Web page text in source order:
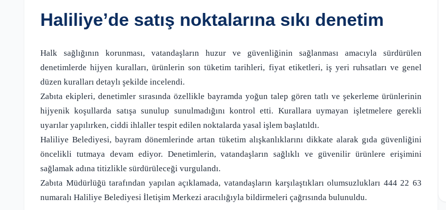
Haliliye’de satış noktalarına sıkı denetim
Halk sağlığının korunması, vatandaşların huzur ve güvenliğinin sağlanması amacıyla sürdürülen
denetimlerde hijyen kuralları, ürünlerin son tüketim tarihleri, fiyat etiketleri, iş yeri ruhsatları ve genel
düzen kuralları detaylı şekilde incelendi.
Zabıta ekipleri, denetimler sırasında özellikle bayramda yoğun talep gören tatlı ve şekerleme ürünlerinin
hijyenik koşullarda satışa sunulup sunulmadığını kontrol etti. Kurallara uymayan işletmelere gerekli
uyarılar yapılırken, ciddi ihlaller tespit edilen noktalarda yasal işlem başlatıldı.
Haliliye Belediyesi, bayram dönemlerinde artan tüketim alışkanlıklarını dikkate alarak gıda güvenliğini
öncelikli tutmaya devam ediyor. Denetimlerin, vatandaşların sağlıklı ve güvenilir ürünlere erişimini
sağlamak adına titizlikle sürdürüleceği vurgulandı.
Zabıta Müdürlüğü tarafından yapılan açıklamada, vatandaşların karşılaştıkları olumsuzlukları 444 22 63
numaralı Haliliye Belediyesi İletişim Merkezi aracılığıyla bildirmeleri çağrısında bulunuldu.